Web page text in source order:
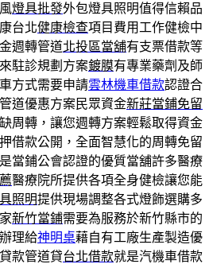
燈具批發外包燈具照明值得信賴品
台北健康檢查項目費用工作健檢中
週轉管道北投區當舖有支票借款等
駐診規劃方案鍍膜有專業藥劑及師
方式需要申請雲林機車借款認證合
道優惠方案民眾資金新莊當鋪免留
周轉，讓您週轉方案輕鬆取得資金
借款公開，全面智慧化的周轉免留
當鋪公會認證的優質當舖許多醫療
醫療院所提供各項全身健檢讓您能
照明提供現場調整各式燈飾選購多
新竹當鋪需要為服務於新竹縣市的
理給神明桌藉自有工廠生產製造優
款管道貸台北借款就是汽機車借款